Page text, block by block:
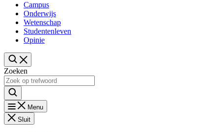
Campus
Onderwijs
Wetenschap
Studentenleven
Opinie
Zoeken
Menu
Sluit